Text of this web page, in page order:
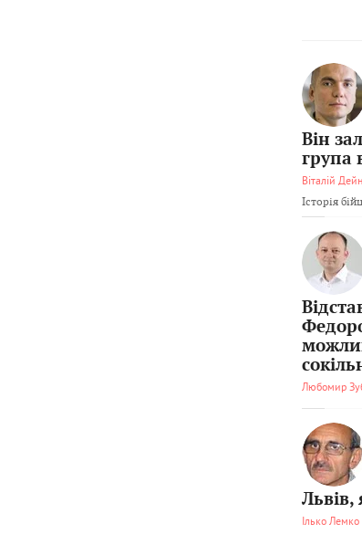
Він
група
Віталій
Історія
Любомир
Львів,
Ілько Лемко